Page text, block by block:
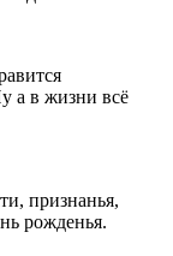
а в жизни всё
признанья,
рожденья.